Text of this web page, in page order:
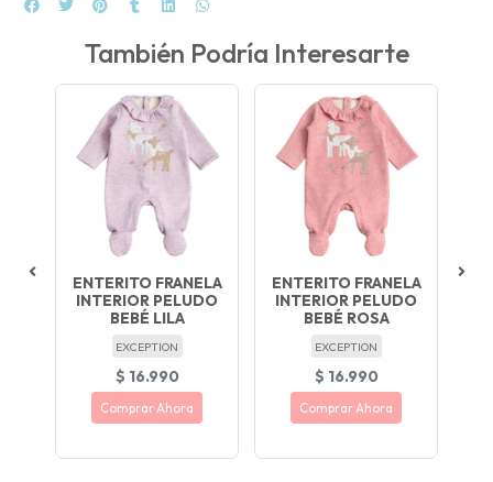
También Podría Interesarte
ENTERITO FRANELA
INTERIOR PELUDO
BEBÉ LILA
EXCEPTION
$ 16.990
Comprar Ahora
ENTERITO FRANELA
INTERIOR PELUDO
BEBÉ ROSA
EXCEPTION
$ 16.990
Comprar Ahora